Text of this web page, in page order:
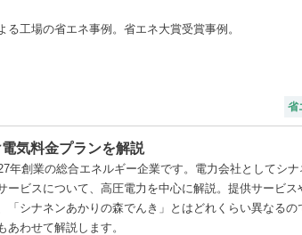
工場の省エネ事例。省エネ大賞受賞事例。
省
気料金プランを解説
年創業の総合エネルギー企業です。電力会社としてシナ
ービスについて、高圧電力を中心に解説。提供サービス
「シナネンあかりの森でんき」とはどれくらい異なるの
わせて解説します。